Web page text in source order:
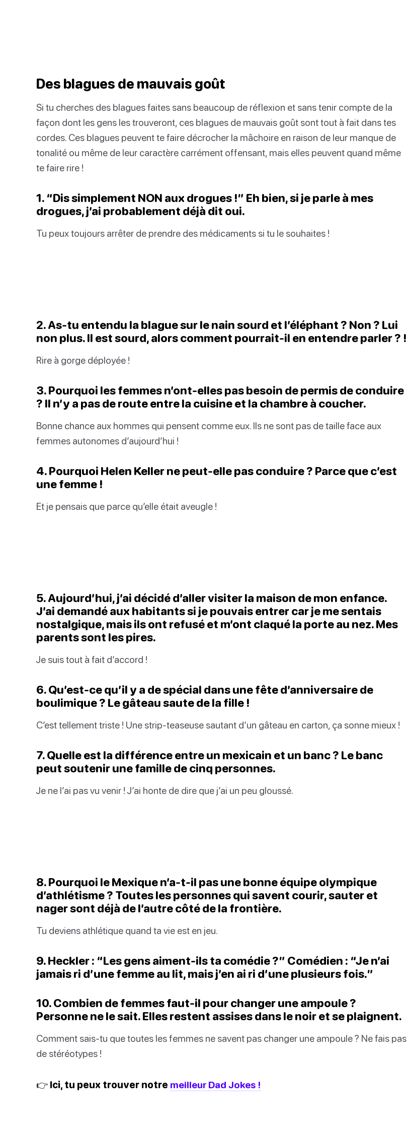
Des blagues de mauvais goût
Si tu cherches des blagues faites sans beaucoup de réflexion et sans tenir compte de la
façon dont les gens les trouveront, ces blagues de mauvais goût sont tout à fait dans tes
cordes. Ces blagues peuvent te faire décrocher la mâchoire en raison de leur manque de
tonalité ou même de leur caractère carrément offensant, mais elles peuvent quand même
te faire rire !
1. “Dis simplement NON aux drogues !” Eh bien, si je parle à mes
drogues, j’ai probablement déjà dit oui.
Tu peux toujours arrêter de prendre des médicaments si tu le souhaites !
2. As-tu entendu la blague sur le nain sourd et l’éléphant ? Non ? Lui
non plus. Il est sourd, alors comment pourrait-il en entendre parler ? !
Rire à gorge déployée !
3. Pourquoi les femmes n’ont-elles pas besoin de permis de conduire
? Il n’y a pas de route entre la cuisine et la chambre à coucher.
Bonne chance aux hommes qui pensent comme eux. Ils ne sont pas de taille face aux
femmes autonomes d’aujourd’hui !
4. Pourquoi Helen Keller ne peut-elle pas conduire ? Parce que c’est
une femme !
Et je pensais que parce qu’elle était aveugle !
5. Aujourd’hui, j’ai décidé d’aller visiter la maison de mon enfance.
J’ai demandé aux habitants si je pouvais entrer car je me sentais
nostalgique, mais ils ont refusé et m’ont claqué la porte au nez. Mes
parents sont les pires.
Je suis tout à fait d’accord !
6. Qu’est-ce qu’il y a de spécial dans une fête d’anniversaire de
boulimique ? Le gâteau saute de la fille !
C’est tellement triste ! Une strip-teaseuse sautant d’un gâteau en carton, ça sonne mieux !
7. Quelle est la différence entre un mexicain et un banc ? Le banc
peut soutenir une famille de cinq personnes.
Je ne l’ai pas vu venir ! J’ai honte de dire que j’ai un peu gloussé.
8. Pourquoi le Mexique n’a-t-il pas une bonne équipe olympique
d’athlétisme ? Toutes les personnes qui savent courir, sauter et
nager sont déjà de l’autre côté de la frontière.
Tu deviens athlétique quand ta vie est en jeu.
9. Heckler : “Les gens aiment-ils ta comédie ?” Comédien : “Je n’ai
jamais ri d’une femme au lit, mais j’en ai ri d’une plusieurs fois.”
10. Combien de femmes faut-il pour changer une ampoule ?
Personne ne le sait. Elles restent assises dans le noir et se plaignent.
Comment sais-tu que toutes les femmes ne savent pas changer une ampoule ? Ne fais pas
de stéréotypes !
👉 Ici, tu peux trouver notre meilleur Dad Jokes !